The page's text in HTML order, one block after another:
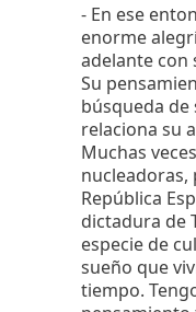
- En ese
enorme
adelante con
Su
búsqueda de
relaciona su
Muchas
nucleadoras,
República
dictadura de
especie de
sueño que
tiempo.